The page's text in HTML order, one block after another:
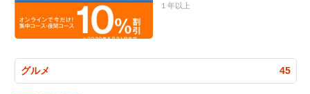
１年以上
グルメ 45